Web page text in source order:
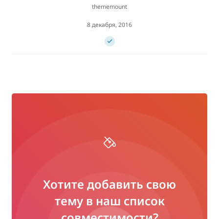
thememount
8 декабря, 2016
Хотите добавить свою
тему в наш список